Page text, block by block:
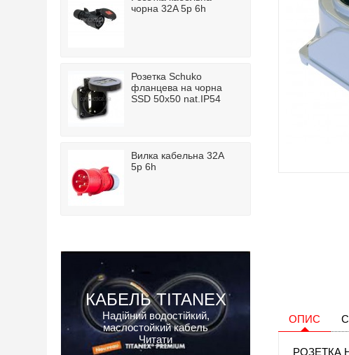
чорна 32A 5p 6h
Розетка Schuko
фланцева на чорна
SSD 50x50 nat.IP54
Вилка кабельна 32A
5p 6h
КАБЕЛЬ TITANEX
Надійний водостійкий,
маслостойкий кабель
Читати
ОПИС
РОЗЕТКА